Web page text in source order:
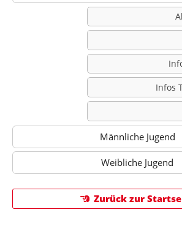
Infos
Männliche Jugend
Weibliche Jugend
Zurück zur